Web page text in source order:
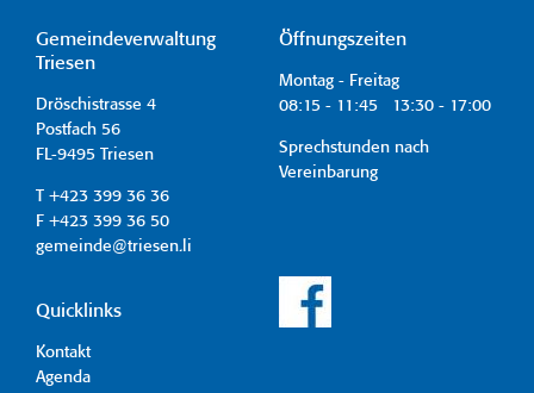
Gemeindeverwaltung
Triesen
Dröschistrasse 4
Postfach 56
FL-9495 Triesen
T +423 399 36 36
F +423 399 36 50
gemeinde@triesen.li
Öffnungszeiten
Montag - Freitag
08:15 - 11:45 13:30 - 17:00
Sprechstunden nach
Vereinbarung
Quicklinks
Kontakt
Agenda